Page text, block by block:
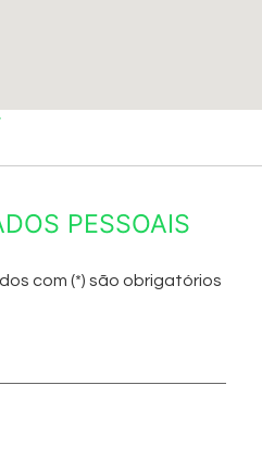
PESSOAIS
com (*) são obrigatórios